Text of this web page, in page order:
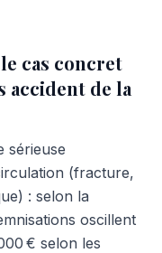
cas concret
accident de la
sérieuse
(fracture,
: selon la
oscillent
€ selon les